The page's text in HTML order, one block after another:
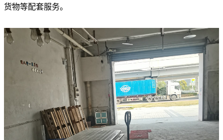
货物等配套服务。